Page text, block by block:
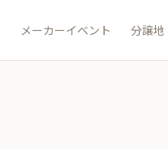
メーカーイベント 分譲地